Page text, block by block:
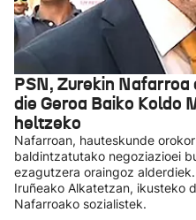
PSN, Zurekin Nafarroa
die Geroa Baiko Koldo
heltzeko
Nafarroan, hauteskunde
baldintzatutako negoziazioei
ezagutzera oraingoz
Iruñeako Alkatetzan, ikusteko
Nafarroako sozialistek.